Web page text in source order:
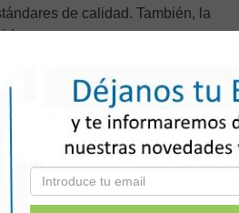
de calidad. También, la
en carpintería de
profesional en talleres,